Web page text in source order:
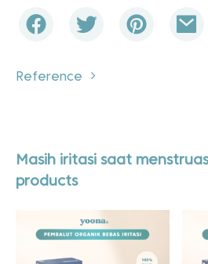
Reference
Masih iritasi saat
products